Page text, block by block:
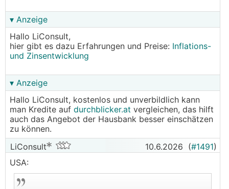
▾ Anzeige
Hallo LiConsult,
hier gibt es dazu Erfahrungen und Preise: Inflations-
und Zinsentwicklung
▾ Anzeige
Hallo LiConsult, kostenlos und unverbildlich kann
man Kredite auf durchblicker.at vergleichen, das hilft
auch das Angebot der Hausbank besser einschätzen
zu können.
LiConsult
10.6.2026 (#1491)
USA: